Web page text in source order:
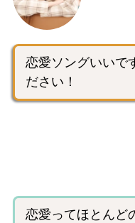
恋愛ソングいいで
ださい！
恋愛ってほとんど